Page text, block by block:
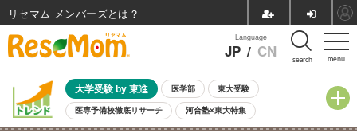
menu
Language
JP / CN search
大学受験 by 東進 医学部 東大受験
医専予備校徹底リサーチ 河合塾×東大特集
親子で考える大学選び 高校受験 中学受験 小学校受験
リセマム メンバーズ